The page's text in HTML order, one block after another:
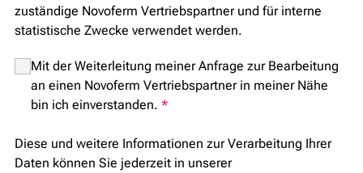
zuständige Novoferm Vertriebspartner und für interne
statistische Zwecke verwendet werden.
Mit der Weiterleitung meiner Anfrage zur Bearbeitung
an einen Novoferm Vertriebspartner in meiner Nähe
bin ich einverstanden. *
Diese und weitere Informationen zur Verarbeitung Ihrer
Daten können Sie jederzeit in unserer